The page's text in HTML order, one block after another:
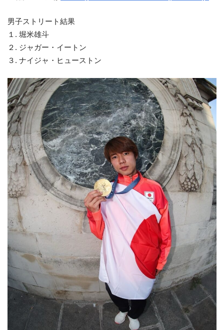
男子ストリート結果
１. 堀米雄斗
２. ジャガー・イートン
３. ナイジャ・ヒューストン